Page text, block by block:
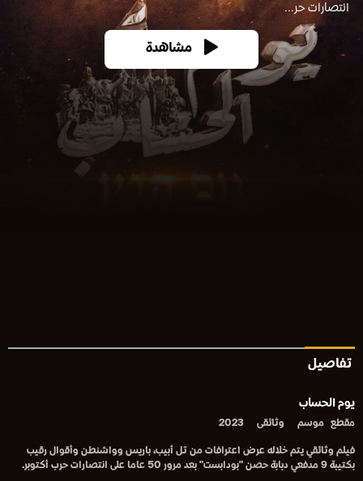
انتصارات حر...
مشاهدة
تفاصيل
يوم الحساب
مقطع موسم وثائقى 2023
فيلم وثائقي يتم خلاله عرض اعترافات من تل أبيب، باريس وواشنطن وأقوال رقيب
بكتيبة 9 مدفعي دبابة حصن "بودابست" بعد مرور 50 عاما على انتصارات حرب أكتوبر.